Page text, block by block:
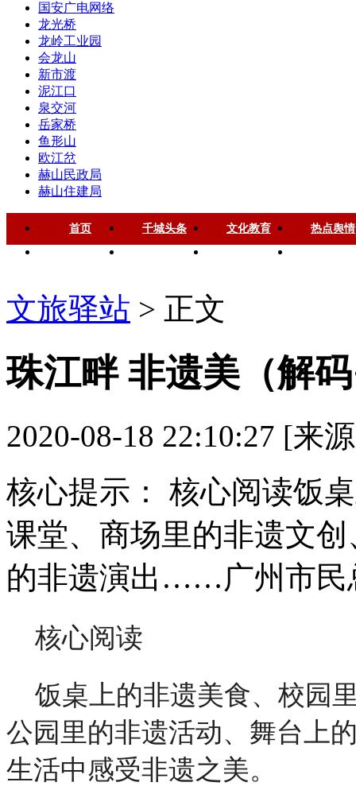
国安广电网络
龙光桥
龙岭工业园
会龙山
新市渡
泥江口
泉交河
岳家桥
鱼形山
欧江岔
赫山民政局
赫山住建局
首页 千城头条 文化教育
热点舆情
文旅驿站 > 正文
珠江畔 非遗美（解
2020-08-18 22:10:27 [来
核心提示：
核心阅读饭
课堂、商场里的非遗文
的非遗演出……广州市民
核心阅读
饭桌上的非遗美食、校园
公园里的非遗活动、舞台上
生活中感受非遗之美。